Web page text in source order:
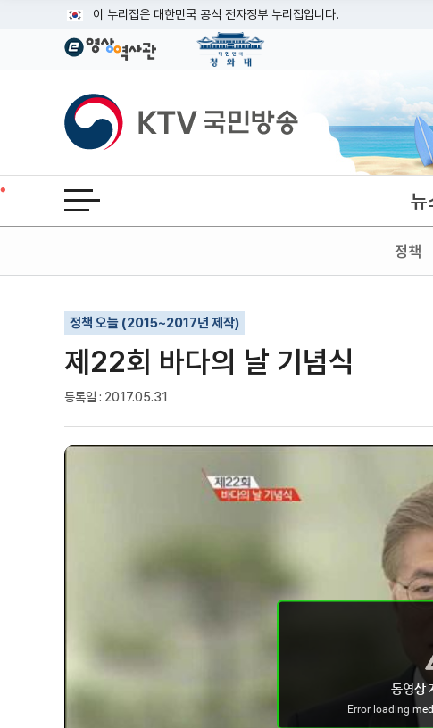
이 누리집은 대한민국 공식 전자정부 누리집입니다.
공식 누리집 주소 확인하기
이밖에 or.kr 또는 .kr등 다른 도메인 주소를 사용하고 있다면 아래 URL
운영중인 공식 누리집보기
KTV국민방송
전체메뉴 열기 뉴
정책
정책 오늘 (2015~2017년 제작)
제22회 바다의 날 기념식
등록일 : 2017.05.31
기사인쇄
글자확대
글자축소